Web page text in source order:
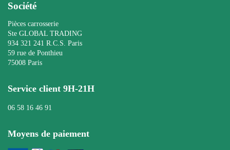
Société
Pièces carrosserie
Ste GLOBAL TRADING
934 321 241 R.C.S. Paris
59 rue de Ponthieu
75008 Paris
Service client 9H-21H
06 58 16 46 91
Moyens de paiement